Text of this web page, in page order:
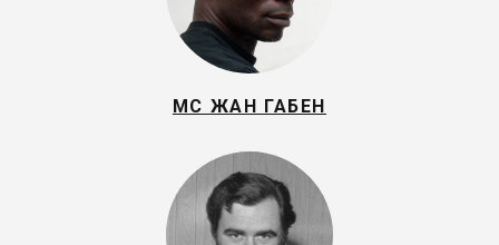
МС ЖАН ГАБЕН